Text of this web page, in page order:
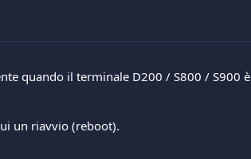
quando il terminale D200 / S800 / S900 è
un riavvio (reboot).